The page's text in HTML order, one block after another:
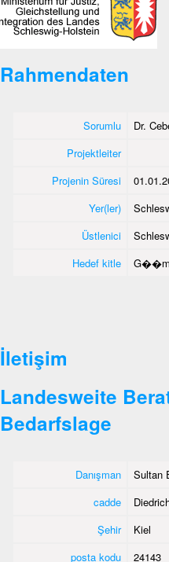
Rahmendaten
Sorumlu
Dr.
Projektleiter
Projenin Süresi
Yer(ler)
Üstlenici
Hedef kitle
İletişim
Landesweite
Bedarfslage
Danışman
Sultan
cadde
Şehir
Kiel
posta kodu
24143